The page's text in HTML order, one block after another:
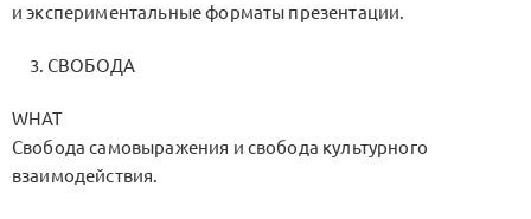
и экспериментальные форматы презентации.
СВОБОДА
WHAT
Свобода самовыражения и свобода культурного
взаимодействия.